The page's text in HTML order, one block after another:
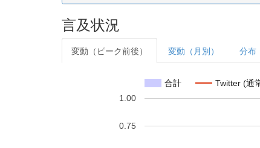
言及状況
変動（ピーク前後） 変動（月別） 分布
合計 Twitter (通
0.75
1.00